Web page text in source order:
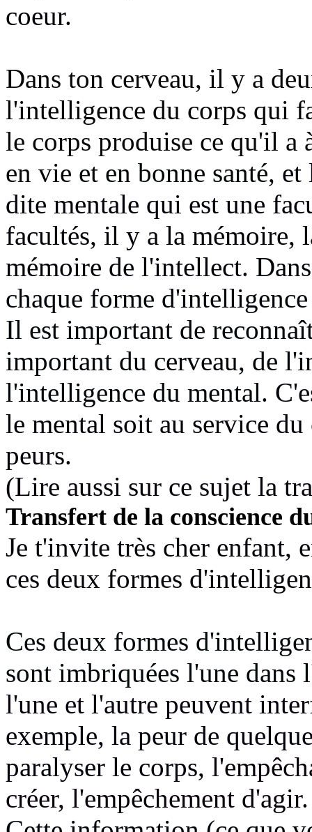
coeur.
Dans ton cerveau, il y a
l'intelligence du corps qui
le corps produise ce qu'il a
en vie et en bonne santé, et
dite mentale qui est une
facultés, il y a la mémoire,
mémoire de l'intellect.
chaque forme
Il est important de
important du cerveau, de
l'intelligence du mental.
le mental soit au service
peurs.
(Lire aussi sur ce sujet la
Transfert de la conscience
Je t'invite très cher enfant,
ces deux formes
Ces deux formes
sont imbriquées l'une dans
l'une et l'autre peuvent
exemple, la peur de
paralyser le corps,
créer, l'empêchement d'agir.